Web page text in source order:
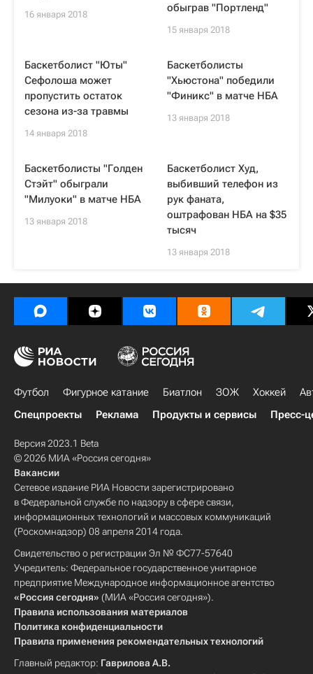
16 января 2018
обыграв "Портленд"
15 января 2018
Баскетболист "Юты"
Сефолоша может
пропустить остаток
сезона из-за травмы
14 января 2018
Баскетболисты
"Хьюстона" победили
"Финикс" в матче НБА
13 января 2018
Баскетболисты "Голден
Стэйт" обыграли
"Милуоки" в матче НБА
13 января 2018
Баскетболист Худ,
выбивший телефон из
рук фаната,
оштрафован НБА на $35
тысяч
13 января 2018
Футбол Фигурное катание Биатлон ЗОЖ Хоккей
Спецпроекты
Реклама Продукты и сервисы Пресс-
Версия 2023.1 Beta
© 2026 МИА «Россия сегодня»
Вакансии
Сетевое издание РИА Новости зарегистрировано
в Федеральной службе по надзору в сфере связи,
информационных технологий и массовых коммуникаций
(Роскомнадзор) 08 апреля 2014 года.
Свидетельство о регистрации Эл № ФС77-57640
Учредитель: Федеральное государственное унитарное
предприятие Международное информационное агентство
«Россия сегодня» (МИА «Россия сегодня»).
Правила использования материалов
Политика конфиденциальности
Правила применения рекомендательных технологий
Главный редактор: Гаврилова А.В.